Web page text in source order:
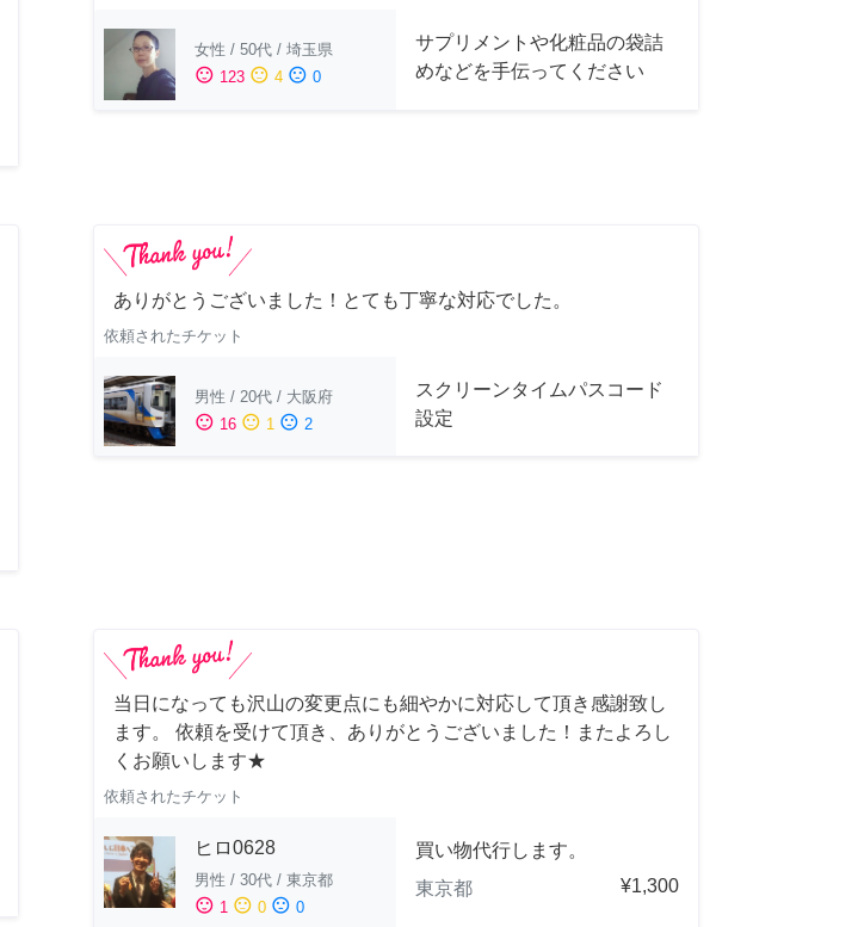
女性 / 50代 / 埼玉県
sentiment_satisfied 123 sentiment_neutral 4 sentiment_dissatisfied 0
サプリメントや化粧品の袋詰
めなどを手伝ってください
ありがとうございました！とても丁寧な対応でした。
依頼されたチケット
男性 / 20代 / 大阪府
sentiment_satisfied 16 sentiment_neutral 1 sentiment_dissatisfied 2
スクリーンタイムパスコード
設定
当日になっても沢山の変更点にも細やかに対応して頂き感謝致し
ます。 依頼を受けて頂き、ありがとうございました！またよろし
くお願いします★
依頼されたチケット
ヒロ0628
男性 / 30代 / 東京都
sentiment_satisfied 1 sentiment_neutral 0 sentiment_dissatisfied 0
買い物代行します。
東京都
¥1,300